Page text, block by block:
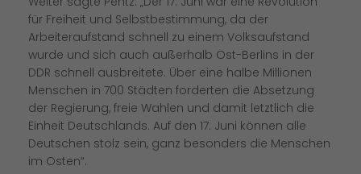
für Freiheit und Selbstbestimmung, da der
Arbeiteraufstand schnell zu einem Volksaufstand
wurde und sich auch außerhalb Ost-Berlins in der
DDR schnell ausbreitete. Über eine halbe Millionen
Menschen in 700 Städten forderten die Absetzung
der Regierung, freie Wahlen und damit letztlich die
Einheit Deutschlands. Auf den 17. Juni können alle
Deutschen stolz sein, ganz besonders die Menschen
im Osten“.